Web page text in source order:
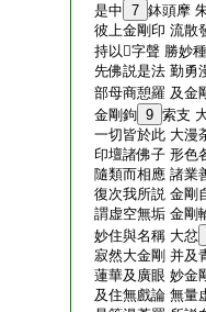
是中 7 鉢頭摩
彼上金剛印 流散
持以𤙖字聲 勝妙
先佛説是法 勤勇
部母商憩羅 及金
金剛鉤 9 索支
一切皆於此 大漫
印壇諸佛子 形色
隨類而相應 諸業
復次我所説 金剛
謂虚空無垢 金剛
妙住與名稱 大忿
寂然大金剛 并及
蓮華及廣眼 妙金
及住無戲論 無量